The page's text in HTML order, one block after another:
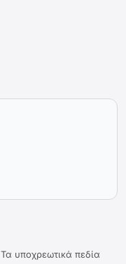
Τα υποχρεωτικά πεδία